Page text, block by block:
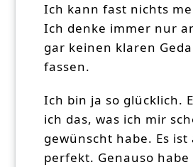
Ich kann fast nichts
Ich denke immer nur
gar keinen klaren
fassen.
Ich bin ja so glücklich.
ich das, was ich mir
gewünscht habe. Es ist
perfekt. Genauso habe